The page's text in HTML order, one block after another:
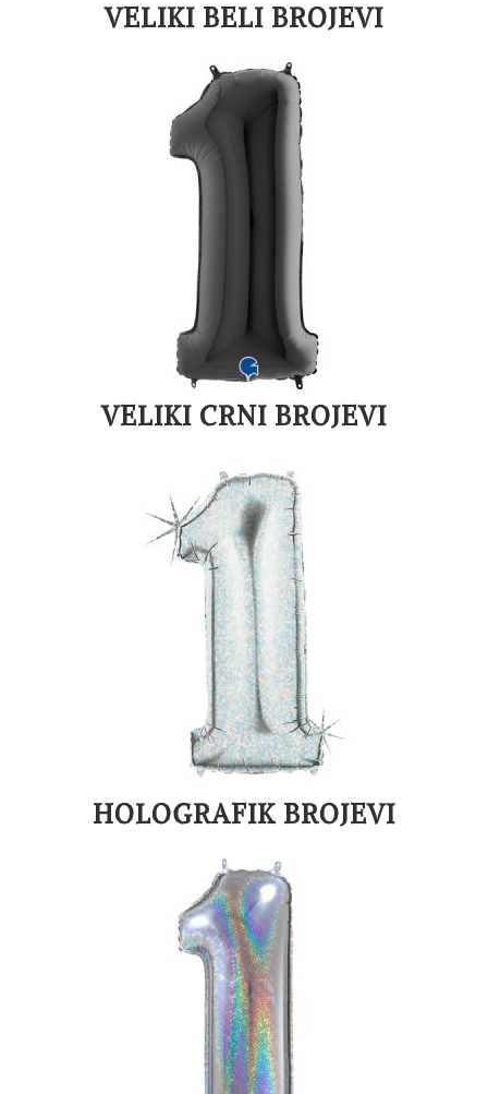
VELIKI BELI BROJEVI
VELIKI CRNI BROJEVI
HOLOGRAFIK BROJEVI